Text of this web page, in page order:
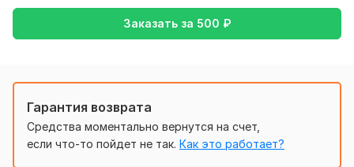
Образование и наука,
Отдых и развлечения,
путешествия
с Английского на Русский
Объем услуги в кворке: 700 знаков
Заказать за 500 ₽
Гарантия возврата
Средства моментально вернутся на счет,
если что-то пойдет не так. Как это работает?